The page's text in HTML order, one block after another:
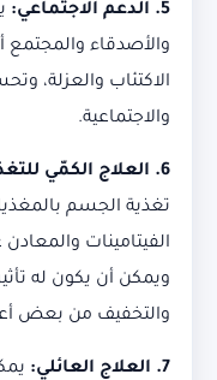
5. الدعم الاجتماعي:
والأصدقاء
الاكتئاب والعزلة،
والاجتماعية.
6. العلاج الكمّي للتغذية:
تغذية الجسم
الفيتامينات
ويمكن أن يكون له
والتخفيف من بعض
7. العلاج العائلي: